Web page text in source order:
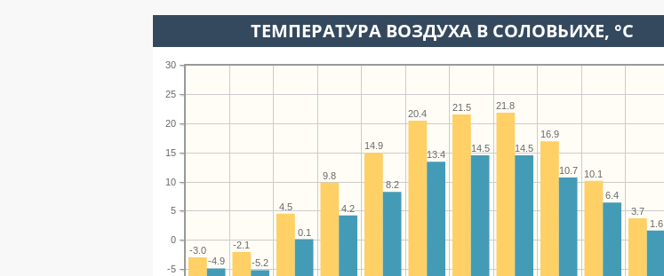
ТЕМПЕРАТУРА ВОЗДУХА В СОЛОВЬИХЕ, °C
-5
0
5
10
15
20
25
30
3.7
10.1
16.9
21.8
21.5
20.4
14.9
9.8
4.5
-2.1
-3.0
1.6
6.4
10.7
14.5
14.5
13.4
8.2
4.2
0.1
-5.2
-4.9